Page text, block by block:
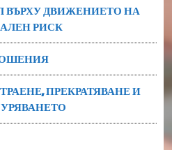
ВЪРХУ ДВИЖЕНИЕТО НА
РИСК
ПРЕКРАТЯВАНЕ И